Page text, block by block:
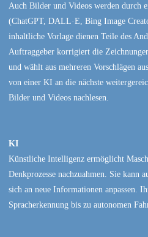
Auch Bilder und Videos werden durch
(ChatGPT, DALL·E, Bing Image
inhaltliche Vorlage dienen Teile des
Auftraggeber korrigiert die
und wählt aus mehreren Vorschlägen
von einer KI an die nächste
Bilder und Videos nachlesen.
KI
Künstliche Intelligenz ermöglicht
Denkprozesse nachzuahmen. Sie kann
sich an neue Informationen anpassen.
Spracherkennung bis zu autonomen